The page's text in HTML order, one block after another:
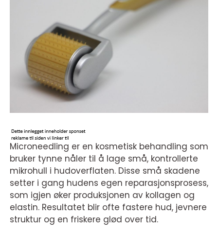
Microneedling er en kosmetisk behandling som
bruker tynne nåler til å lage små, kontrollerte
mikrohull i hudoverflaten. Disse små skadene
setter i gang hudens egen reparasjonsprosess,
som igjen øker produksjonen av kollagen og
elastin. Resultatet blir ofte fastere hud, jevnere
struktur og en friskere glød over tid.